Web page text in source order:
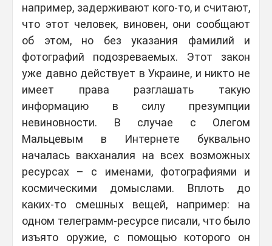
например, задерживают кого-то, и считают,
что этот человек, виновен, они сообщают
об этом, но без указания фамилий и
фотографий подозреваемых. Этот закон
уже давно действует в Украине, и никто не
имеет права разглашать такую
информацию в силу презумпции
невиновности. В случае с Олегом
Мальцевым в Интернете буквально
началась вакханалия на всех возможных
ресурсах – с именами, фотографиями и
космическими домыслами. Вплоть до
каких-то смешных вещей, например: на
одном телеграмм-ресурсе писали, что было
изъято оружие, с помощью которого он